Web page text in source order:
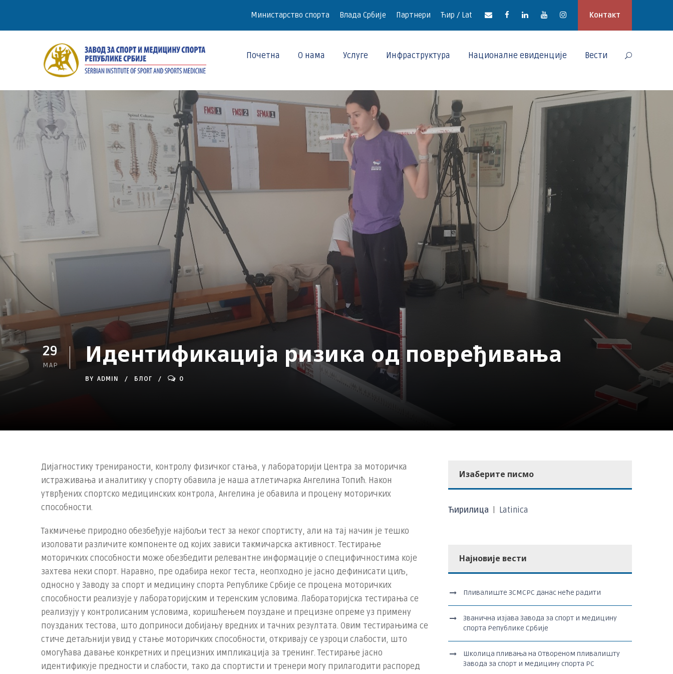
Министарство спорта Влада Србије Партнери Ћир / Lat Контакт
Почетна О нама Услуге Инфраструктура Националне евиденције Вести
29
МАР Идентификација ризика од повређивања
BY ADMIN БЛОГ 0
Дијагностику тренираности, контролу физичког стања, у лабораторији Центра за моторичка
истраживања и аналитику у спорту обавила је наша атлетичарка Ангелина Топић. Након
утврђених спортско медицинских контрола, Ангелина је обавила и процену моторичких
способности.
Такмичење природно обезбеђује најбољи тест за неког спортисту, али на тај начин је тешко
изоловати различите компоненте од којих зависи такмичарска активност. Тестирање
моторичких способности може обезбедити релевантне информације о специфичностима које
захтева неки спорт. Наравно, пре одабира неког теста, неопходно је јасно дефинисати циљ,
односно у Заводу за спорт и медицину спорта Републике Србије се процена моторичких
способности реализује у лабораторијским и теренским условима. Лабораторијска тестирања се
реализују у контролисаним условима, коришћењем поуздане и прецизне опреме уз примену
поузданих тестова, што доприноси добијању вредних и тачних резултата. Овим тестирањима се
стиче детаљнији увид у стање моторичких способности, откривају се узроци слабости, што
омогућава давање конкретних и прецизних импликација за тренинг. Тестирање јасно
идентификује предности и слабости, тако да спортисти и тренери могу прилагодити распоред
Изаберите писмо
Ћирилица Latinica
Најновије вести
Пливалиште ЗСМСРС данас неће радити
Званична изјава Завода за спорт и медицину
спорта Републике Србије
Школица пливања на Отвореном пливалишту
Завода за спорт и медицину спорта РС